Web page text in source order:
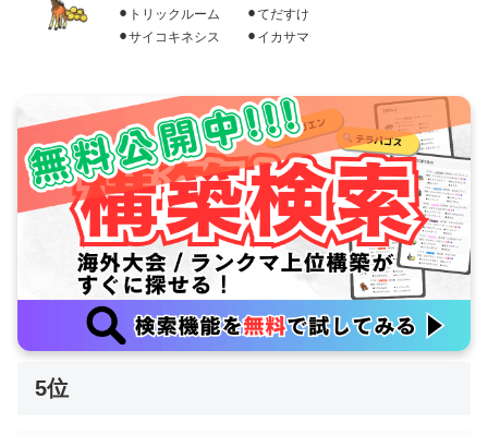
⚫︎トリックルーム ⚫︎てだすけ
⚫︎サイコキネシス ⚫︎イカサマ
5位